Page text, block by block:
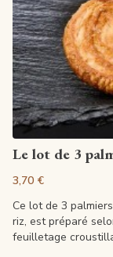
Le lot de 3
3,70 €
Ce lot de 3
riz, est préparé
feuilletage